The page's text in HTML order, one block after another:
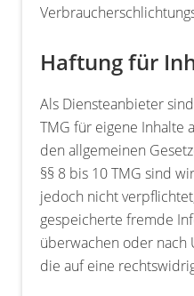
Haftung für
Als Diensteanbieter
TMG für eigene Inhalte
den allgemeinen
§§ 8 bis 10 TMG sind
jedoch nicht
gespeicherte fremde
überwachen oder nach
die auf eine